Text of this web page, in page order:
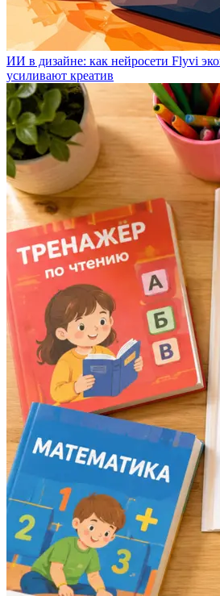
ИИ в дизайне: как нейросети Flyvi
усиливают креатив